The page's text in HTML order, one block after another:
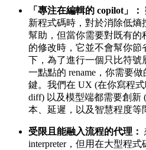
「專注在編輯的 copilot」：
新程式碼時，對於消除低熵
幫助，但當你需要對既有
的修改時，它並不會幫你節
下，為了進行一個只比符號
一點點的 rename，你需要
鍵。我們在 UX (在你寫程
diff) 以及模型端都需要創新
本、延遲，以及智慧程度等
受限且能融入流程的代理：
interpreter，但用在大型程